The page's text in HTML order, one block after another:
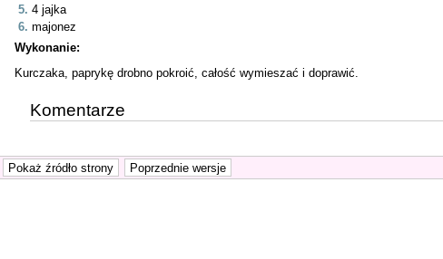
4 jajka
majonez
Wykonanie:
Kurczaka, paprykę drobno pokroić, całość wymieszać i doprawić.
Komentarze